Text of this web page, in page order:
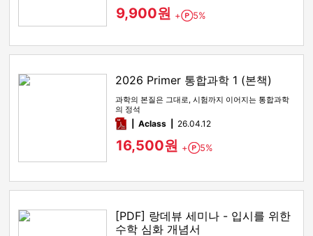
9,900원 + Point
5%
2026 Primer 통합과학 1 (본책)
과학의 본질은 그대로, 시험까지 이어지는 통합과학
의 정석
pdfAclass 26.04.12
16,500원 + Point
5%
[PDF] 랑데뷰 세미나 - 입시를 위한
수학 심화 개념서